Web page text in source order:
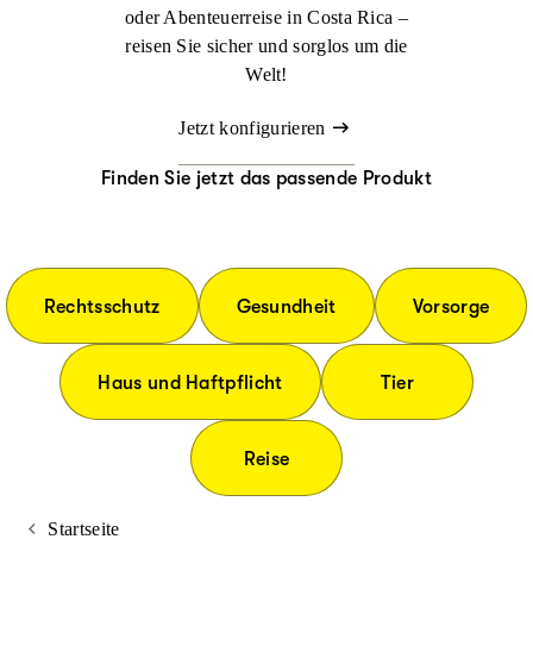
oder Abenteuerreise in Costa Rica –
reisen Sie sicher und sorglos um die
Welt!
Jetzt konfigurieren
Finden Sie jetzt das passende Produkt
Rechtsschutz Gesundheit Vorsorge
Haus und Haftpflicht Tier
Reise
Startseite